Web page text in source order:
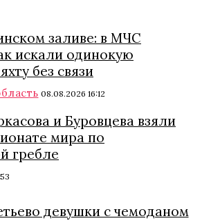
заливе: в МЧС
искали одинокую
без связи
08.08.2026 16:12
и Буровцева взяли
мира по
гребле
девушки с чемоданом